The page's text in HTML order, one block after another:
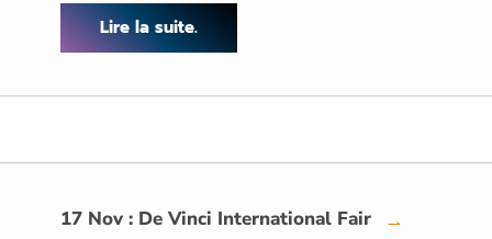
Lire la suite.
17 Nov : De Vinci International Fair →